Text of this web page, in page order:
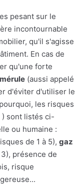
pesant sur le
incontournable
qu'il s'agisse
En cas de
qu'une forte
(aussi appelé
d'éviter d'utiliser le
les risques
) sont listés ci-
ou humaine :
de 1 à 5), gaz
présence de
risque